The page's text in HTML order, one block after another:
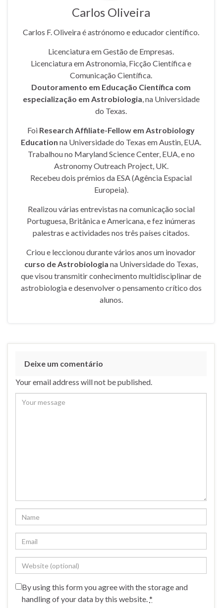
Carlos Oliveira
Carlos F. Oliveira é astrónomo e educador científico.
Licenciatura em Gestão de Empresas.
Licenciatura em Astronomia, Ficção Científica e
Comunicação Científica.
Doutoramento em Educação Científica com
especialização em Astrobiologia, na Universidade
do Texas.
Foi Research Affiliate-Fellow em Astrobiology
Education na Universidade do Texas em Austin, EUA.
Trabalhou no Maryland Science Center, EUA, e no
Astronomy Outreach Project, UK.
Recebeu dois prémios da ESA (Agência Espacial
Europeia).
Realizou várias entrevistas na comunicação social
Portuguesa, Britânica e Americana, e fez inúmeras
palestras e actividades nos três países citados.
Criou e leccionou durante vários anos um inovador
curso de Astrobiologia na Universidade do Texas,
que visou transmitir conhecimento multidisciplinar de
astrobiologia e desenvolver o pensamento crítico dos
alunos.
Deixe um comentário
Your email address will not be published.
By using this form you agree with the storage and
handling of your data by this website.*